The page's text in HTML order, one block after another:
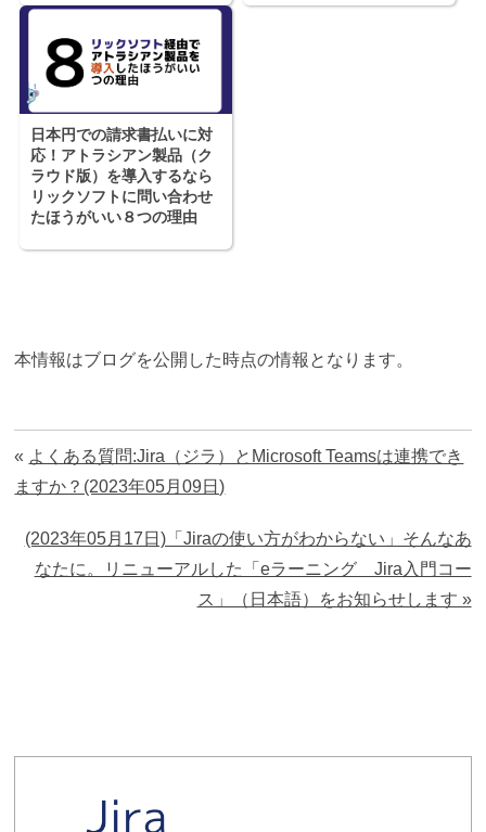
日本円での請求書払いに対
応！アトラシアン製品（ク
ラウド版）を導入するなら
リックソフトに問い合わせ
たほうがいい８つの理由
本情報はブログを公開した時点の情報となります。
« よくある質問:Jira（ジラ）とMicrosoft Teamsは連携でき
ますか？(2023年05月09日)
(2023年05月17日)「Jiraの使い方がわからない」そんなあ
なたに。リニューアルした「eラーニング Jira入門コー
ス」（日本語）をお知らせします »